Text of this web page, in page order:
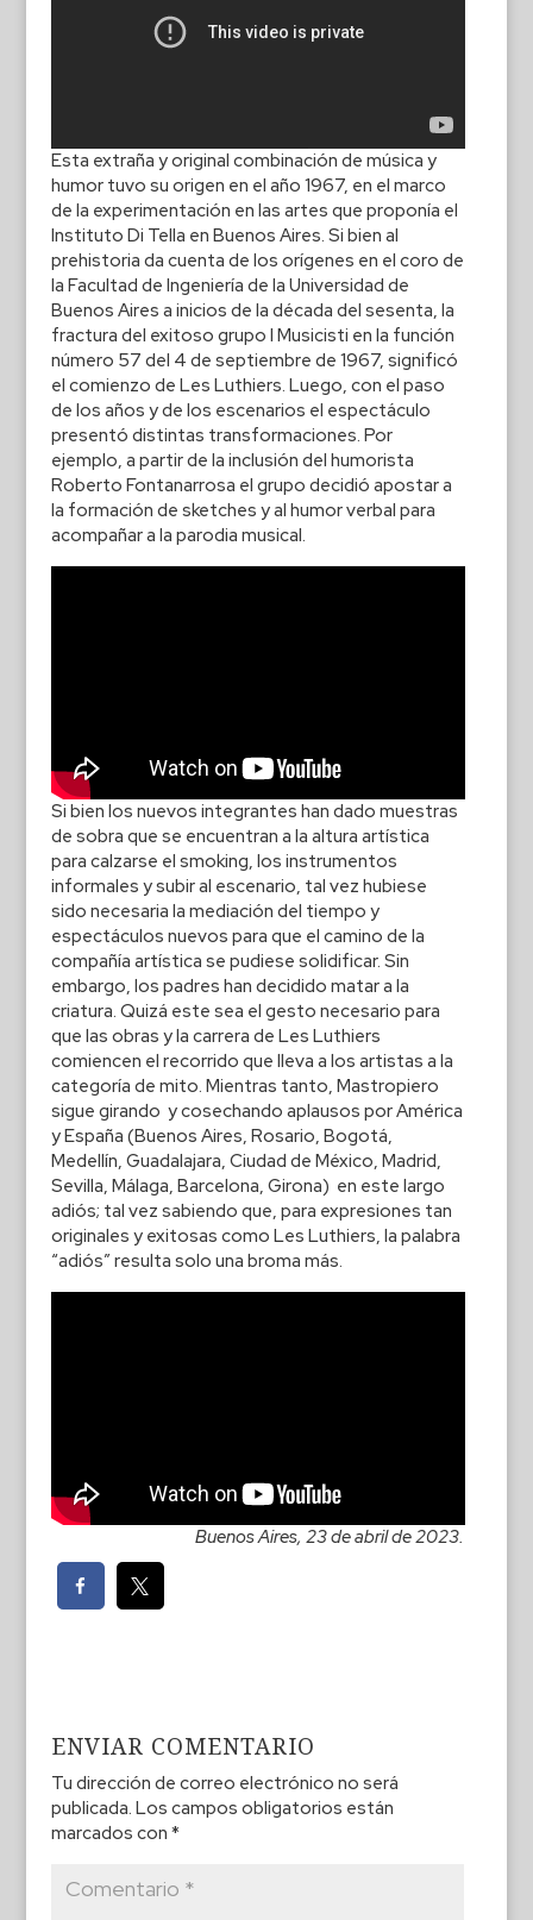
Esta extraña y original combinación de música y
humor tuvo su origen en el año 1967, en el marco
de la experimentación en las artes que proponía el
Instituto Di Tella en Buenos Aires. Si bien al
prehistoria da cuenta de los orígenes en el coro de
la Facultad de Ingeniería de la Universidad de
Buenos Aires a inicios de la década del sesenta, la
fractura del exitoso grupo I Musicisti en la función
número 57 del 4 de septiembre de 1967, significó
el comienzo de Les Luthiers. Luego, con el paso
de los años y de los escenarios el espectáculo
presentó distintas transformaciones. Por
ejemplo, a partir de la inclusión del humorista
Roberto Fontanarrosa el grupo decidió apostar a
la formación de sketches y al humor verbal para
acompañar a la parodia musical.
Si bien los nuevos integrantes han dado muestras
de sobra que se encuentran a la altura artística
para calzarse el smoking, los instrumentos
informales y subir al escenario, tal vez hubiese
sido necesaria la mediación del tiempo y
espectáculos nuevos para que el camino de la
compañía artística se pudiese solidificar. Sin
embargo, los padres han decidido matar a la
criatura. Quizá este sea el gesto necesario para
que las obras y la carrera de Les Luthiers
comiencen el recorrido que lleva a los artistas a la
categoría de mito. Mientras tanto, Mastropiero
sigue girando y cosechando aplausos por América
y España (Buenos Aires, Rosario, Bogotá,
Medellín, Guadalajara, Ciudad de México, Madrid,
Sevilla, Málaga, Barcelona, Girona) en este largo
adiós; tal vez sabiendo que, para expresiones tan
originales y exitosas como Les Luthiers, la palabra
“adiós” resulta solo una broma más.
Buenos Aires, 23 de abril de 2023.
ENVIAR COMENTARIO
Tu dirección de correo electrónico no será
publicada. Los campos obligatorios están
marcados con *